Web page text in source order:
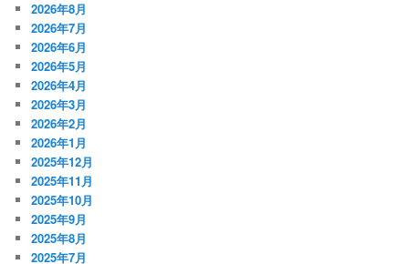
2026年8月
2026年7月
2026年6月
2026年5月
2026年4月
2026年3月
2026年2月
2026年1月
2025年12月
2025年11月
2025年10月
2025年9月
2025年8月
2025年7月